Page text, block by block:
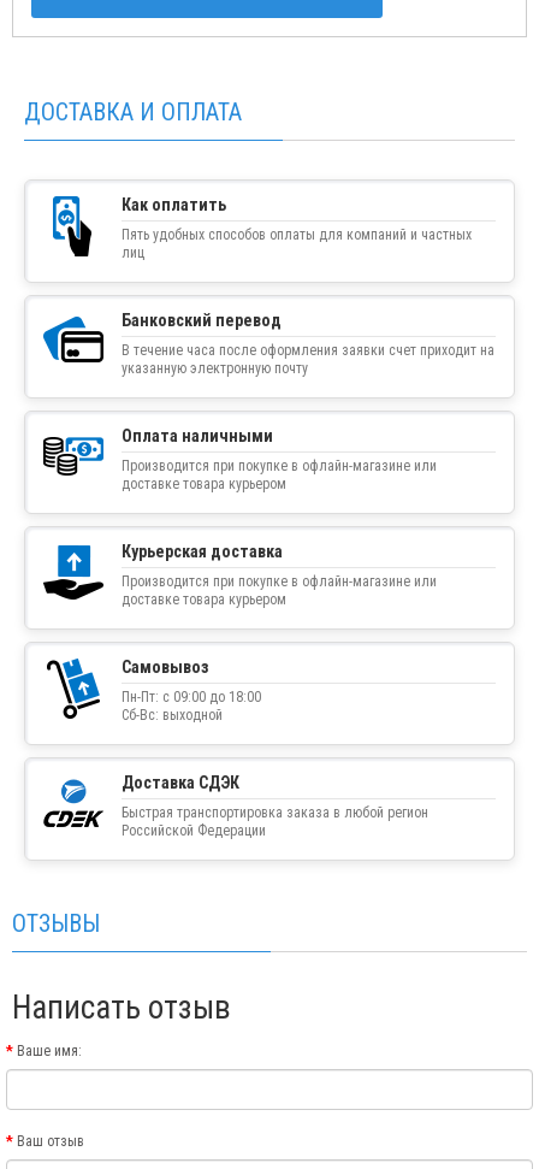
ДОСТАВКА И ОПЛАТА
Как оплатить
Пять удобных способов оплаты для компаний и частных
лиц
Банковский перевод
В течение часа после оформления заявки счет приходит на
указанную электронную почту
Оплата наличными
Производится при покупке в офлайн-магазине или
доставке товара курьером
Курьерская доставка
Производится при покупке в офлайн-магазине или
доставке товара курьером
Самовывоз
Пн-Пт: с 09:00 до 18:00
Сб-Вс: выходной
Доставка СДЭК
Быстрая транспортировка заказа в любой регион
Российской Федерации
ОТЗЫВЫ
Написать отзыв
Ваше имя:
Ваш отзыв